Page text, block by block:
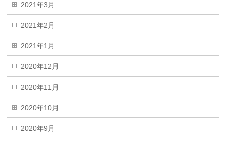
2021年3月
2021年2月
2021年1月
2020年12月
2020年11月
2020年10月
2020年9月